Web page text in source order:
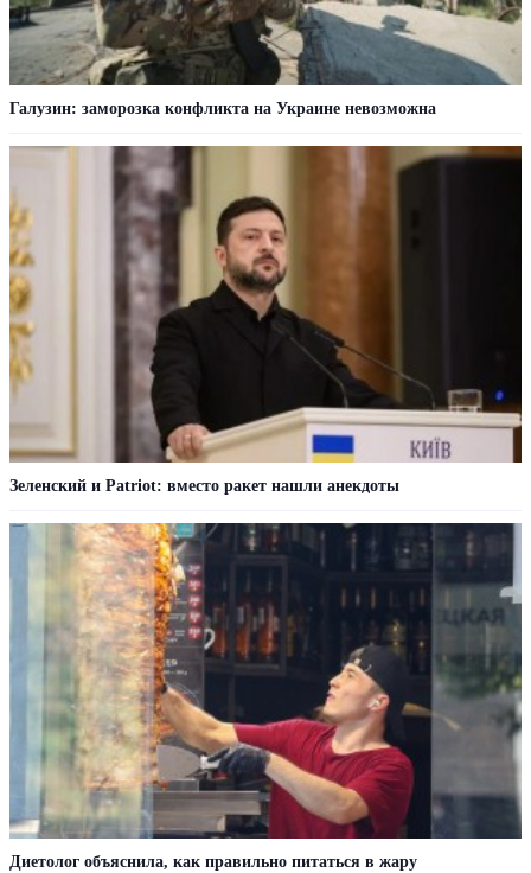
Галузин: заморозка конфликта на Украине невозможна
Зеленский и Patriot: вместо ракет нашли анекдоты
Диетолог объяснила, как правильно питаться в жару